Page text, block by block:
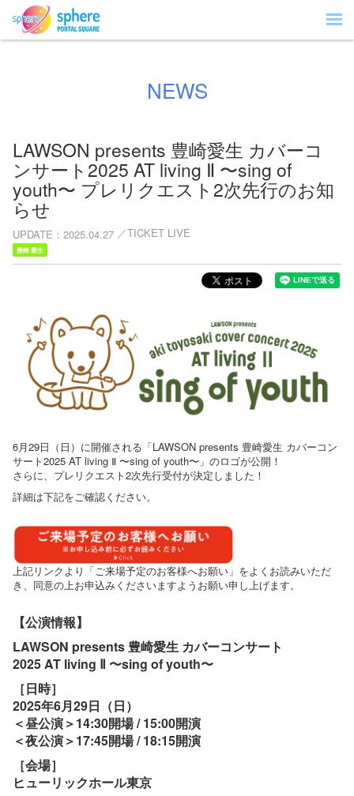
NEWS
LAWSON presents 豊崎愛⽣ カバーコ
ンサート2025 AT living Ⅱ 〜sing of
youth〜 プレリクエスト2次先行のお知
らせ
UPDATE 2025.04.27 TICKET LIVE
豊崎 愛生
6月29日（日）に開催される「LAWSON presents 豊崎愛⽣ カバーコン
サート2025 AT living Ⅱ 〜sing of youth〜」のロゴが公開！
さらに、プレリクエスト2次先行受付が決定しました！
詳細は下記をご確認ください。
上記リンクより「ご来場予定のお客様へお願い」をよくお読みいただ
き、同意の上お申込みくださいますようお願い申し上げます。
【公演情報】
LAWSON presents 豊崎愛⽣ カバーコンサート
2025 AT living Ⅱ 〜sing of youth〜
［日時］
2025年6月29日（日）
＜昼公演＞14:30開場 / 15:00開演
＜夜公演＞17:45開場 / 18:15開演
［会場］
ヒューリックホール東京